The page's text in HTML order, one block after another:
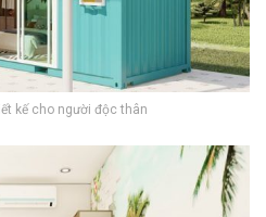
kế cho người độc thân